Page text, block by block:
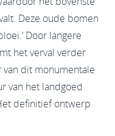
Deze oude bomen
Door langere
het verval verder
van dit monumentale
van het landgoed
definitief ontwerp